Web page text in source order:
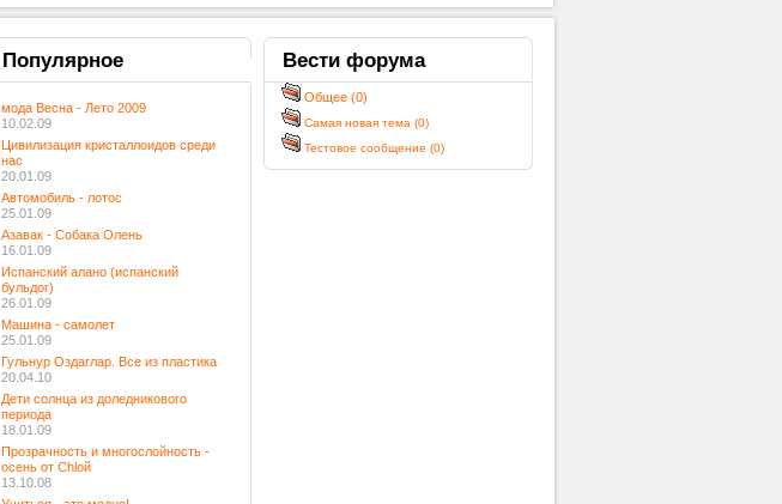
Популярное
мода Весна - Лето 2009
10.02.09
Цивилизация кристаллоидов среди
нас
20.01.09
Автомобиль - лотос
25.01.09
Азавак - Собака Олень
16.01.09
Испанский алано (испанский
бульдог)
26.01.09
Машина - самолет
25.01.09
Гульнур Оздаглар. Все из пластика
20.04.10
Дети солнца из доледникового
периода
18.01.09
Прозрачность и многослойность -
осень от Chloй
13.10.08
Вести форума
Общее (0)
Самая новая тема (0)
Тестовое сообщение (0)